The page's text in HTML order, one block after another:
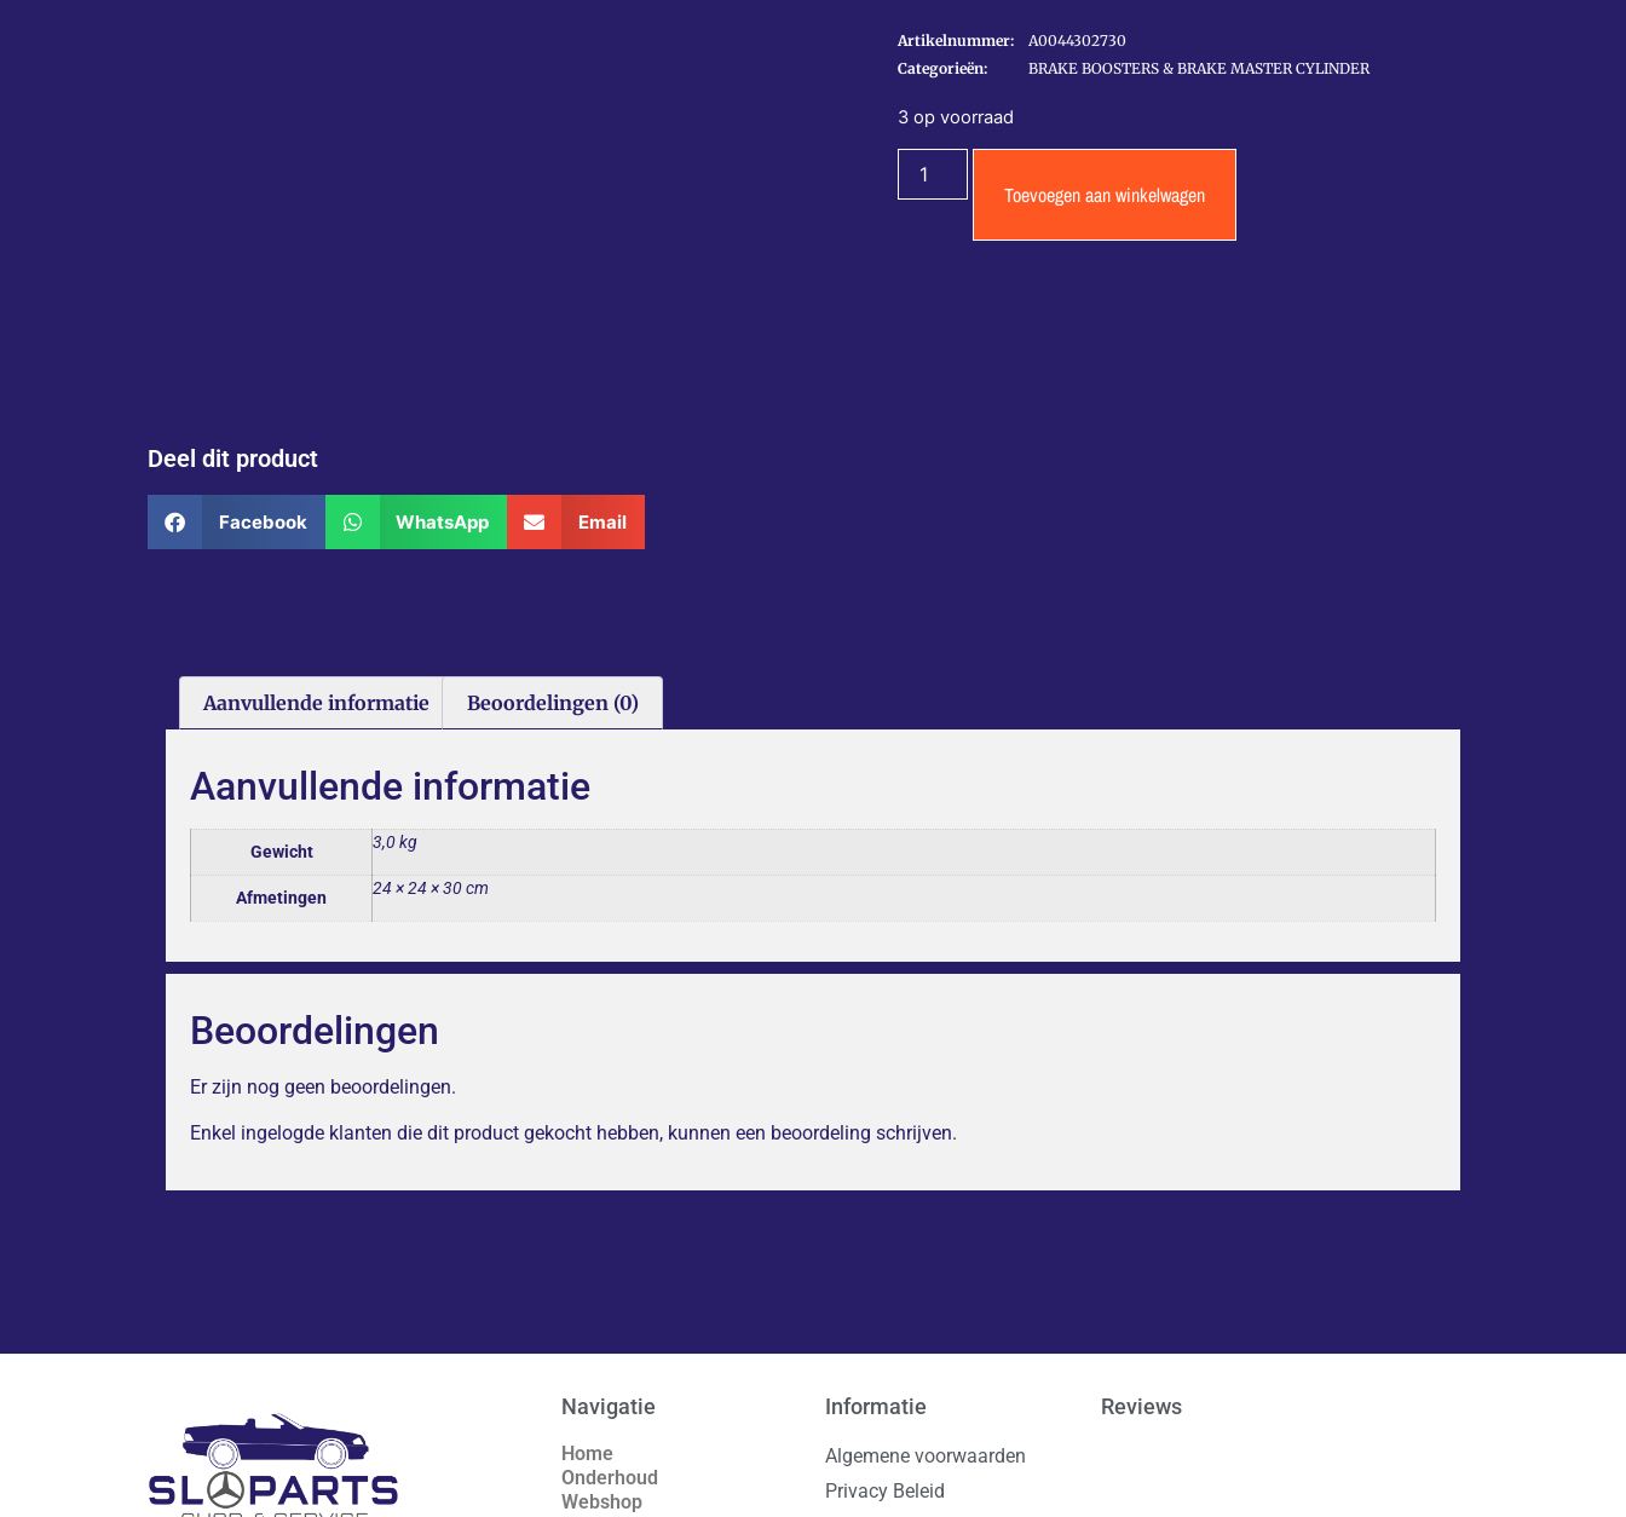
Deel dit product
Facebook WhatsApp Email
Artikelnummer:
A0044302730
Categorieën:
BRAKE BOOSTERS & BRAKE MASTER CYLINDER
3 op voorraad
Toevoegen aan winkelwagen
Aanvullende informatie Beoordelingen (0)
Aanvullende informatie
Gewicht 3,0 kg
Afmetingen 24 × 24 × 30 cm
Beoordelingen
Er zijn nog geen beoordelingen.
Enkel ingelogde klanten die dit product gekocht hebben, kunnen een beoordeling schrijven.
Navigatie
Home
Onderhoud
Webshop
Informatie
Algemene voorwaarden
Privacy Beleid
Reviews